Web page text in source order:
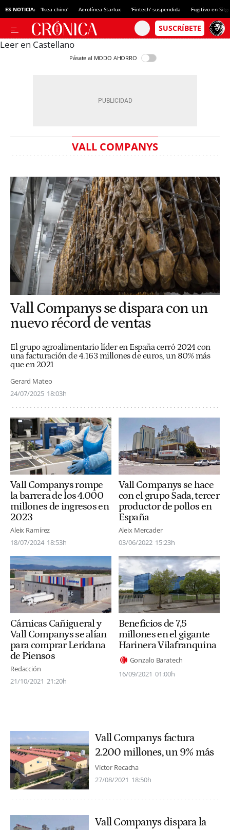
ES NOTICIA: 'Ikea chino' Aerolínea Starlux 'Fintech' suspendida Fugitivo en
Leer en Castellano
Pásate al MODO AHORRO
VALL COMPANYS
Vall Companys se dispara con un
nuevo récord de ventas
El grupo agroalimentario líder en España cerró 2024 con
una facturación de 4.163 millones de euros, un 80% más
que en 2021
Gerard Mateo
24/07/2025 18:03h
Vall Companys rompe
la barrera de los 4.000
millones de ingresos en
2023
Aleix Ramírez
18/07/2024 18:53h
Vall Companys se hace
con el grupo Sada, tercer
productor de pollos en
España
Aleix Mercader
03/06/2022 15:23h
Cárnicas Cañigueral y
Vall Companys se alían
para comprar Leridana
de Piensos
Redacción
21/10/2021 21:20h
Beneficios de 7,5
millones en el gigante
Harinera Vilafranquina
Gonzalo Baratech
16/09/2021 01:00h
Vall Companys factura
2.200 millones, un 9% más
Víctor Recacha
27/08/2021 18:50h
Vall Companys dispara la